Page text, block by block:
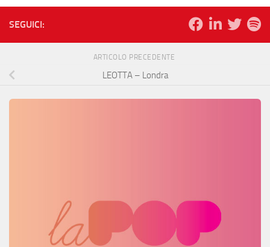
SEGUICI:
ARTICOLO PRECEDENTE
LEOTTA – Londra